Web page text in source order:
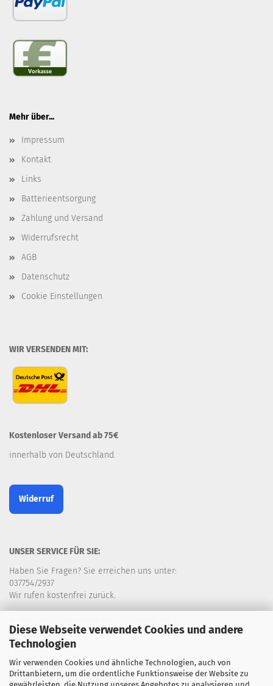
Diese Webseite verwendet Cookies und andere
Technologien
Wir verwenden Cookies und ähnliche Technologien, auch von
Drittanbietern, um die ordentliche Funktionsweise der Website zu
gewährleisten, die Nutzung unseres Angebotes zu analysieren und
Mehr über...
Impressum
Kontakt
Links
Batterieentsorgung
Zahlung und Versand
Widerrufsrecht
AGB
Datenschutz
Cookie Einstellungen
WIR VERSENDEN MIT:
Kostenloser Versand ab 75€
innerhalb von Deutschland.
Widerruf
UNSER SERVICE FÜR SIE:
Haben Sie Fragen? Sie erreichen uns unter:
037754/2937
Wir rufen kostenfrei zurück.